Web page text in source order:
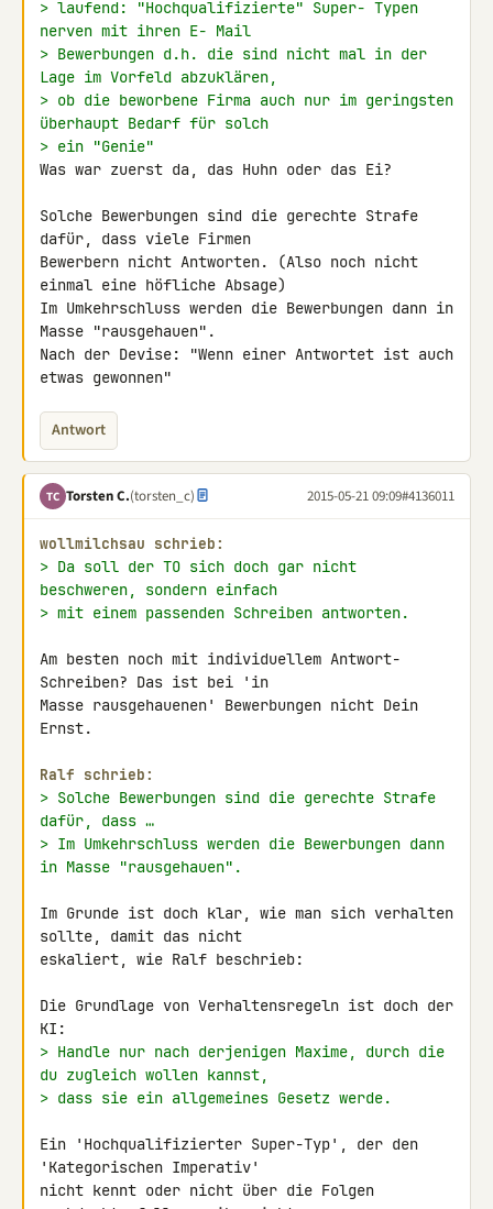
> laufend: "Hochqualifizierte" Super- Typen
nerven mit ihren E- Mail
> Bewerbungen d.h. die sind nicht mal in der
Lage im Vorfeld abzuklären,
> ob die beworbene Firma auch nur im geringsten
überhaupt Bedarf für solch
> ein "Genie"
Was war zuerst da, das Huhn oder das Ei?
Solche Bewerbungen sind die gerechte Strafe
dafür, dass viele Firmen
Bewerbern nicht Antworten. (Also noch nicht
einmal eine höfliche Absage)
Im Umkehrschluss werden die Bewerbungen dann in
Masse "rausgehauen".
Nach der Devise: "Wenn einer Antwortet ist auch
etwas gewonnen"
Antwort
TC Torsten C.(torsten_c) 2015-05-21 09:09#4136011
wollmilchsau schrieb:
> Da soll der TO sich doch gar nicht
beschweren, sondern einfach
> mit einem passenden Schreiben antworten.
Am besten noch mit individuellem Antwort-
Schreiben? Das ist bei 'in
Masse rausgehauenen' Bewerbungen nicht Dein
Ernst.
Ralf schrieb:
> Solche Bewerbungen sind die gerechte Strafe
dafür, dass …
> Im Umkehrschluss werden die Bewerbungen dann
in Masse "rausgehauen".
Im Grunde ist doch klar, wie man sich verhalten
sollte, damit das nicht
eskaliert, wie Ralf beschrieb:
Die Grundlage von Verhaltensregeln ist doch der
> Handle nur nach derjenigen Maxime, durch die
du zugleich wollen kannst,
> dass sie ein allgemeines Gesetz werde.
Ein 'Hochqualifizierter Super-Typ', der den
'Kategorischen Imperativ'
nicht kennt oder nicht über die Folgen